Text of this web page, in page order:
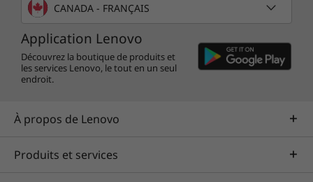
CANADA - FRANÇAIS
Application Lenovo
Découvrez la boutique de produits et
les services Lenovo, le tout en un seul
endroit.
À propos de Lenovo
Produits et services